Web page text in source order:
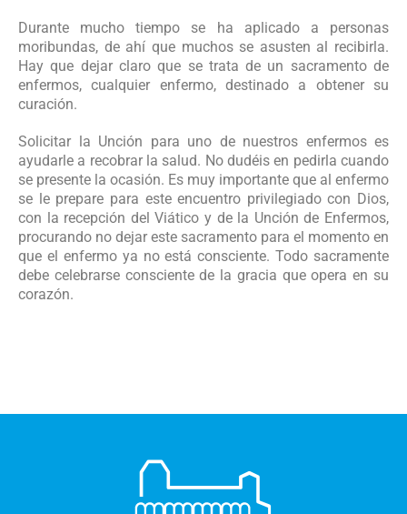
Durante mucho tiempo se ha aplicado a personas
moribundas, de ahí que muchos se asusten al recibirla.
Hay que dejar claro que se trata de un sacramento de
enfermos, cualquier enfermo, destinado a obtener su
curación.
Solicitar la Unción para uno de nuestros enfermos es
ayudarle a recobrar la salud. No dudéis en pedirla cuando
se presente la ocasión. Es muy importante que al enfermo
se le prepare para este encuentro privilegiado con Dios,
con la recepción del Viático y de la Unción de Enfermos,
procurando no dejar este sacramento para el momento en
que el enfermo ya no está consciente. Todo sacramente
debe celebrarse consciente de la gracia que opera en su
corazón.